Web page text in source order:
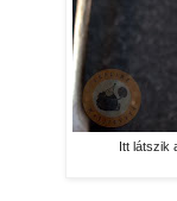
Itt látszik